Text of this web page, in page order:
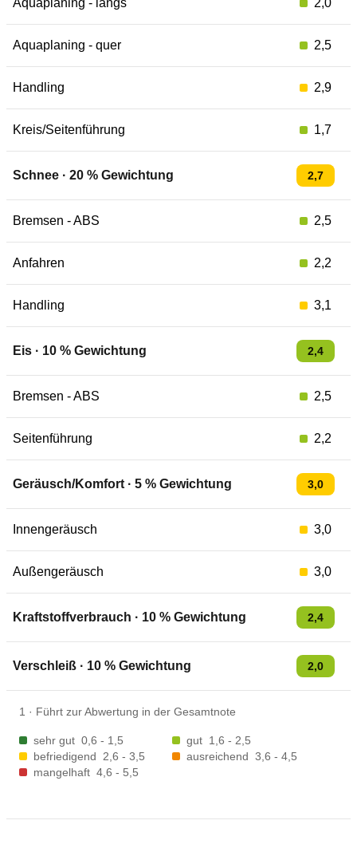
Aquaplaning - längs 2,0
Aquaplaning - quer 2,5
Handling 2,9
Kreis/Seitenführung 1,7
Schnee · 20 % Gewichtung 2,7
Bremsen - ABS 2,5
Anfahren 2,2
Handling 3,1
Eis · 10 % Gewichtung 2,4
Bremsen - ABS 2,5
Seitenführung 2,2
Geräusch/Komfort · 5 % Gewichtung 3,0
Innengeräusch 3,0
Außengeräusch 3,0
Kraftstoffverbrauch · 10 % Gewichtung 2,4
Verschleiß · 10 % Gewichtung 2,0
1 · Führt zur Abwertung in der Gesamtnote
sehr gut 0,6 - 1,5 gut 1,6 - 2,5
befriedigend
2,6 - 3,5 ausreichend 3,6 - 4,5
mangelhaft 4,6 - 5,5